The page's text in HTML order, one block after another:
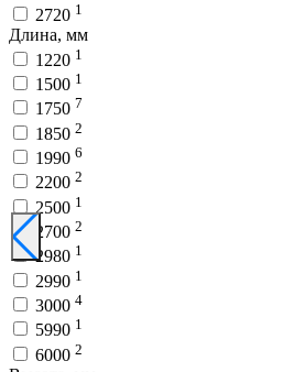
2720 1
Длина, мм
1220 1
1500 1
1750 7
1850 2
1990 6
2200 2
2500 1
2700 2
2980 1
2990 1
3000 4
5990 1
6000 2